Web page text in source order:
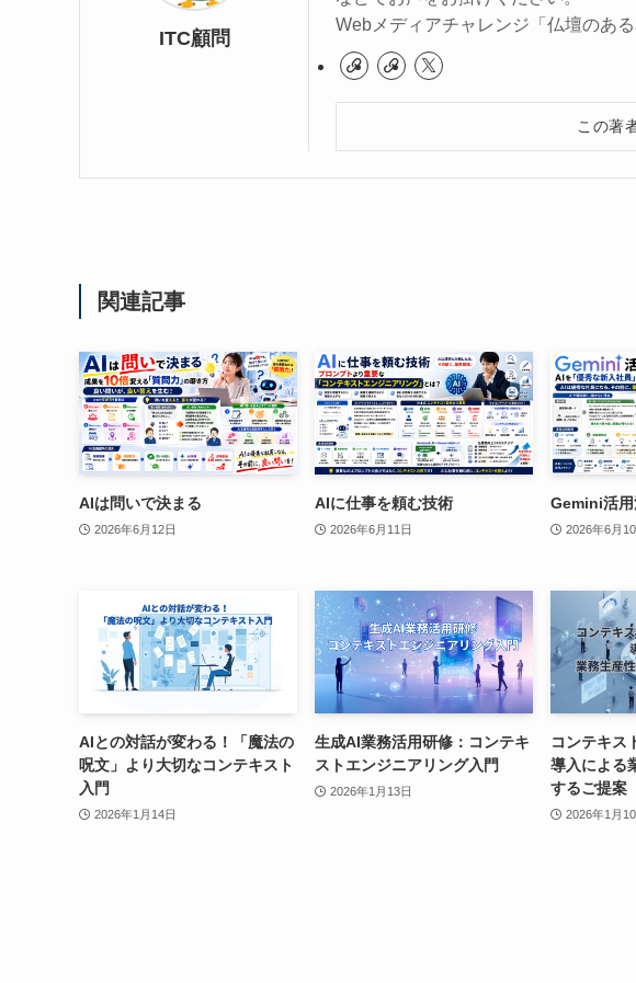
ITC顧問
Webメディアチャレンジ「仏壇のあ
この著
関連記事
AIは問いで決まる
2026年6月12日
AIに仕事を頼む技術
2026年6月11日
Gemini活用
2026年6月
AIとの対話が変わる！「魔法の
呪文」より大切なコンテキスト
入門
2026年1月14日
生成AI業務活用研修：コンテキ
ストエンジニアリング入門
2026年1月13日
コンテキス
導入による
するご提案
2026年1月